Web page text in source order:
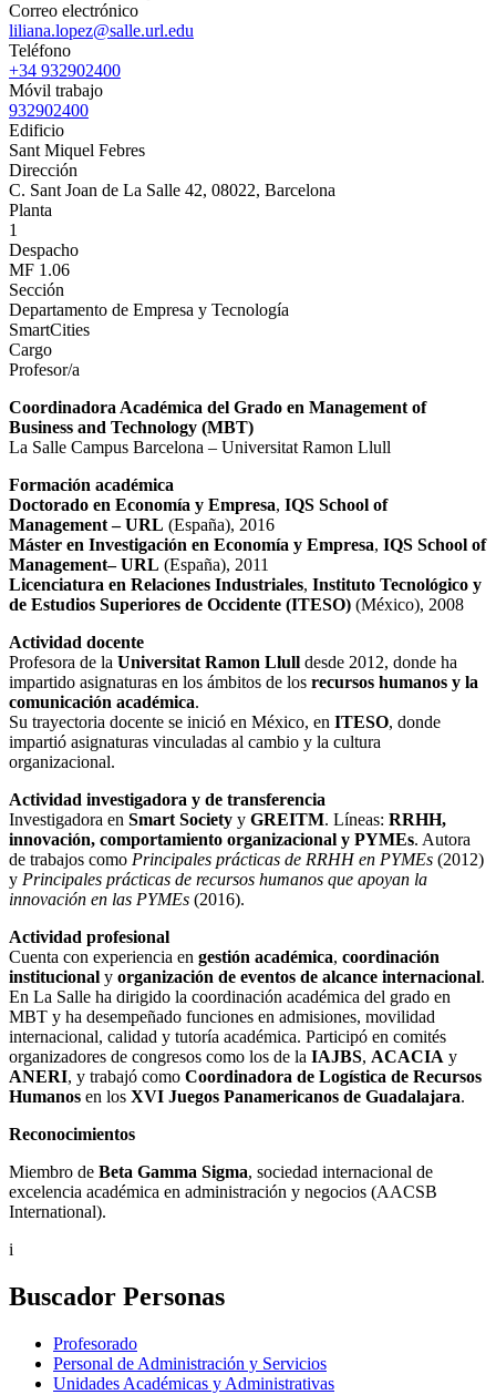
Correo electrónico
liliana.lopez@salle.url.edu
Teléfono
+34 932902400
Móvil trabajo
932902400
Edificio
Sant Miquel Febres
Dirección
C. Sant Joan de La Salle 42, 08022, Barcelona
Planta
1
Despacho
MF 1.06
Sección
Departamento de Empresa y Tecnología
SmartCities
Cargo
Profesor/a
Coordinadora Académica del Grado en Management of
Business and Technology (MBT)
La Salle Campus Barcelona – Universitat Ramon Llull
Formación académica
Doctorado en Economía y Empresa, IQS School of
Management – URL (España), 2016
Máster en Investigación en Economía y Empresa, IQS School of
Management– URL (España), 2011
Licenciatura en Relaciones Industriales, Instituto Tecnológico y
de Estudios Superiores de Occidente (ITESO) (México), 2008
Actividad docente
Profesora de la Universitat Ramon Llull desde 2012, donde ha
impartido asignaturas en los ámbitos de los recursos humanos y la
comunicación académica.
Su trayectoria docente se inició en México, en ITESO, donde
impartió asignaturas vinculadas al cambio y la cultura
organizacional.
Actividad investigadora y de transferencia
Investigadora en Smart Society y GREITM. Líneas: RRHH,
innovación, comportamiento organizacional y PYMEs. Autora
de trabajos como Principales prácticas de RRHH en PYMEs (2012)
y Principales prácticas de recursos humanos que apoyan la
innovación en las PYMEs (2016).
Actividad profesional
Cuenta con experiencia en gestión académica, coordinación
institucional y organización de eventos de alcance internacional.
En La Salle ha dirigido la coordinación académica del grado en
MBT y ha desempeñado funciones en admisiones, movilidad
internacional, calidad y tutoría académica. Participó en comités
organizadores de congresos como los de la IAJBS, ACACIA y
ANERI, y trabajó como Coordinadora de Logística de Recursos
Humanos en los XVI Juegos Panamericanos de Guadalajara.
Reconocimientos
Miembro de Beta Gamma Sigma, sociedad internacional de
excelencia académica en administración y negocios (AACSB
International).
i
Buscador Personas
Profesorado
Personal de Administración y Servicios
Unidades Académicas y Administrativas